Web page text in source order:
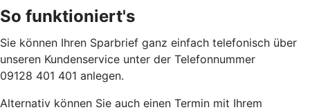
So funktioniert's
Sie können Ihren Sparbrief ganz einfach telefonisch über
unseren Kundenservice unter der Telefonnummer
09128 401 401 anlegen.
Alternativ können Sie auch einen Termin mit Ihrem